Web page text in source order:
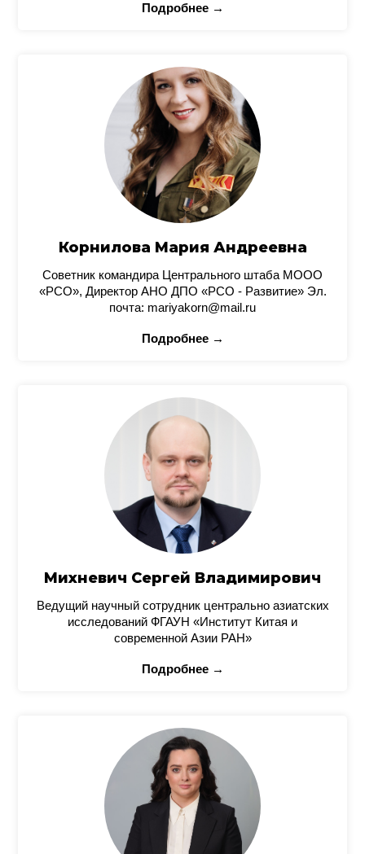
Подробнее →
Корнилова Мария Андреевна
Советник командира Центрального штаба МООО
«РСО», Директор АНО ДПО «РСО - Развитие» Эл.
почта: mariyakorn@mail.ru
Подробнее →
Михневич Сергей Владимирович
Ведущий научный сотрудник центрально азиатских
исследований ФГАУН «Институт Китая и
современной Азии РАН»
Подробнее →